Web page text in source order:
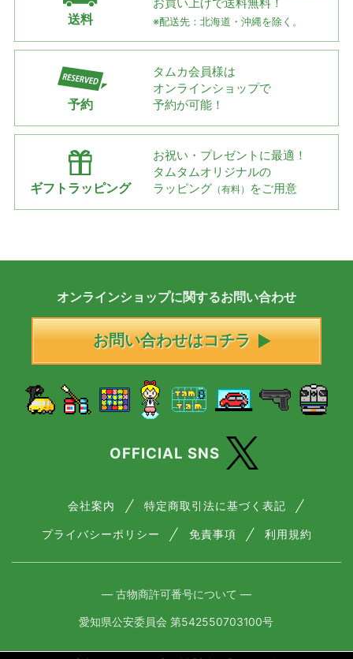
送料 ※配送先：北海道・沖縄を除く。
予約
タムカ会員様は
オンラインショップで
予約が可能！
ギフトラッピング
お祝い・プレゼントに最適！
タムタムオリジナルの
ラッピング （有料） をご用意
オンラインショップに関するお問い合わせ
お問い合わせはコチラ
OFFICIAL SNS
会社案内 特定商取引法に基づく表記
プライバシーポリシー 免責事項 利用規約
― 古物商許可番号について ―
愛知県公安委員会 第542550703100号